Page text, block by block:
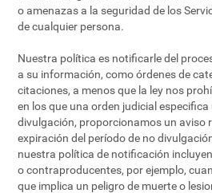
o amenazas a la seguridad de los
de cualquier persona.
Nuestra política es notificarle del
a su información, como órdenes de
citaciones, a menos que la ley nos
en los que una orden judicial
divulgación, proporcionamos un aviso
expiración del período de no
nuestra política de notificación
o contraproducentes, por ejemplo,
que implica un peligro de muerte o